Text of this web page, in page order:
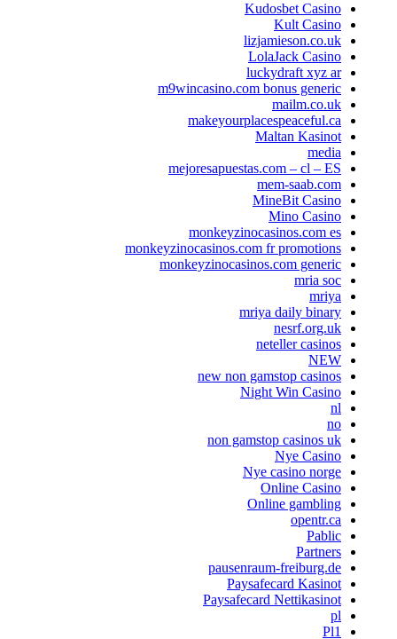
Kudosbet Casino
Kult Casino
lizjamieson.co.uk
LolaJack Casino
luckydraft xyz ar
m9wincasino.com bonus generic
mailm.co.uk
makeyourplacespeaceful.ca
Maltan Kasinot
media
mejoresapuestas.com – cl – ES
mem-saab.com
MineBit Casino
Mino Casino
monkeyzinocasinos.com es
monkeyzinocasinos.com fr promotions
monkeyzinocasinos.com generic
mria soc
mriya
mriya daily binary
nesrf.org.uk
neteller casinos
NEW
new non gamstop casinos
Night Win Casino
nl
no
non gamstop casinos uk
Nye Casino
Nye casino norge
Online Casino
Online gambling
opentr.ca
Pablic
Partners
pausenraum-freiburg.de
Paysafecard Kasinot
Paysafecard Nettikasinot
pl
Pl1